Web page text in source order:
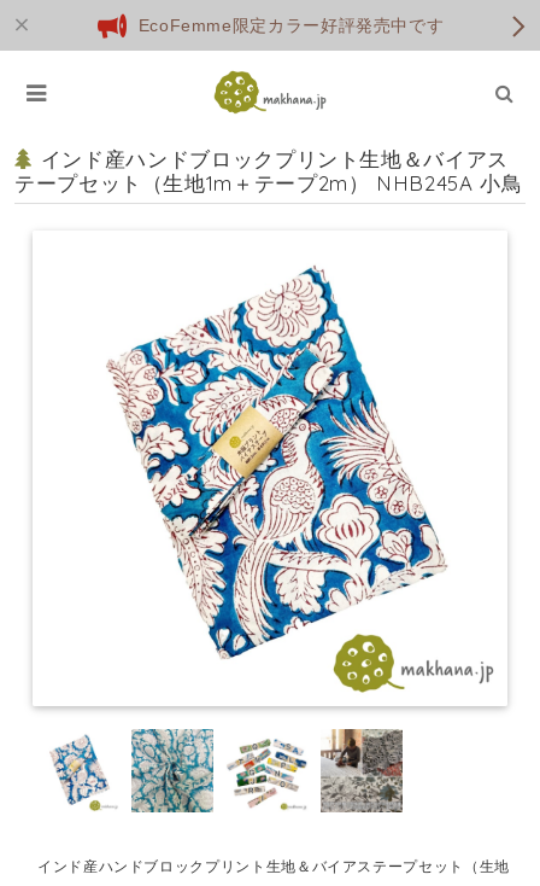
EcoFemme限定カラー好評発売中です
インド産ハンドブロックプリント生地＆バイアス
テープセット（生地1m＋テープ2m） NHB245A 小鳥
インド産ハンドブロックプリント生地＆バイアステープセット（生地